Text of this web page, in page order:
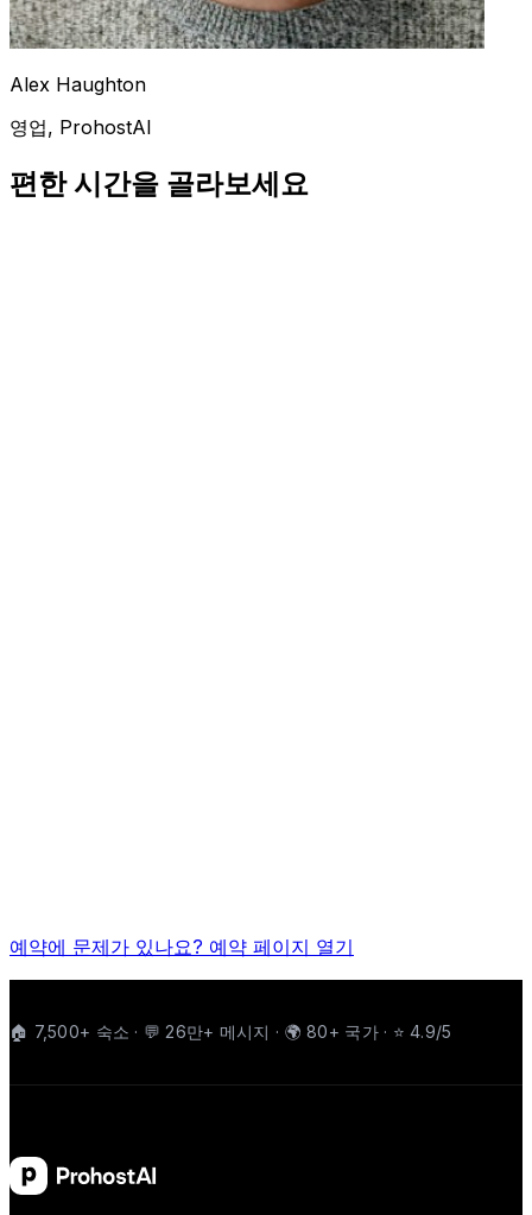
Alex Haughton
영업, ProhostAI
편한 시간을 골라보세요
예약에 문제가 있나요? 예약 페이지 열기
🏠 7,500+ 숙소 · 💬 26만+ 메시지 · 🌍 80+ 국가 · ⭐ 4.9/5